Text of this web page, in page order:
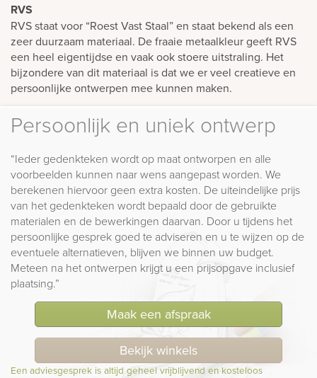
RVS
RVS staat voor “Roest Vast Staal” en staat bekend als een
zeer duurzaam materiaal. De fraaie metaalkleur geeft RVS
een heel eigentijdse en vaak ook stoere uitstraling. Het
bijzondere van dit materiaal is dat we er veel creatieve en
persoonlijke ontwerpen mee kunnen maken.
Persoonlijk en uniek ontwerp
“Ieder gedenkteken wordt op maat ontworpen en alle
voorbeelden kunnen naar wens aangepast worden. We
berekenen hiervoor geen extra kosten. De uiteindelijke prijs
van het gedenkteken wordt bepaald door de gebruikte
materialen en de bewerkingen daarvan. Door u tijdens het
persoonlijke gesprek goed te adviseren en u te wijzen op de
eventuele alternatieven, blijven we binnen uw budget.
Meteen na het ontwerpen krijgt u een prijsopgave inclusief
plaatsing.”
Maak een afspraak
Bekijk winkels
Een adviesgesprek is altijd geheel vrijblijvend en kosteloos